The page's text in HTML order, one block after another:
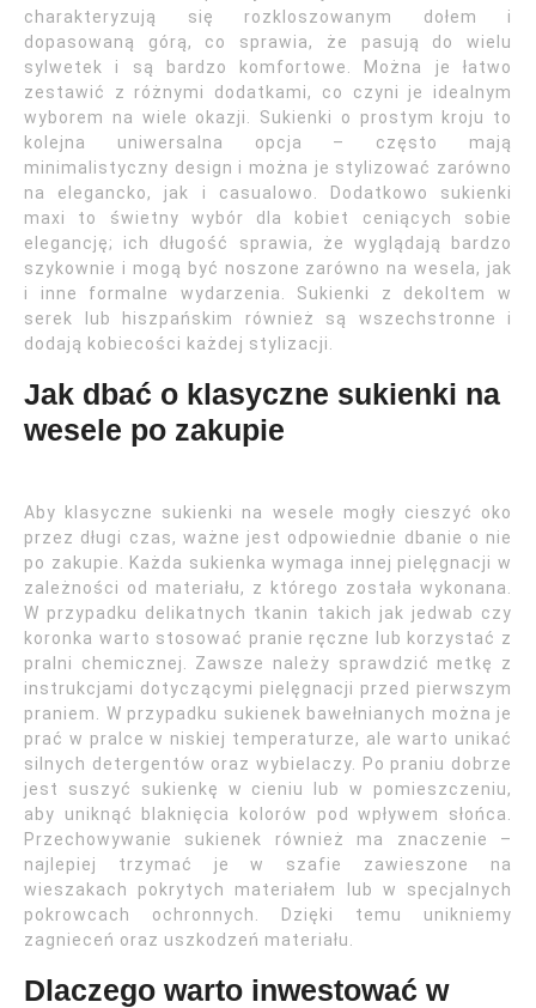
charakteryzują się rozkloszowanym dołem i
dopasowaną górą, co sprawia, że pasują do wielu
sylwetek i są bardzo komfortowe. Można je łatwo
zestawić z różnymi dodatkami, co czyni je idealnym
wyborem na wiele okazji. Sukienki o prostym kroju to
kolejna uniwersalna opcja – często mają
minimalistyczny design i można je stylizować zarówno
na elegancko, jak i casualowo. Dodatkowo sukienki
maxi to świetny wybór dla kobiet ceniących sobie
elegancję; ich długość sprawia, że wyglądają bardzo
szykownie i mogą być noszone zarówno na wesela, jak
i inne formalne wydarzenia. Sukienki z dekoltem w
serek lub hiszpańskim również są wszechstronne i
dodają kobiecości każdej stylizacji.
Jak dbać o klasyczne sukienki na
wesele po zakupie
Aby klasyczne sukienki na wesele mogły cieszyć oko
przez długi czas, ważne jest odpowiednie dbanie o nie
po zakupie. Każda sukienka wymaga innej pielęgnacji w
zależności od materiału, z którego została wykonana.
W przypadku delikatnych tkanin takich jak jedwab czy
koronka warto stosować pranie ręczne lub korzystać z
pralni chemicznej. Zawsze należy sprawdzić metkę z
instrukcjami dotyczącymi pielęgnacji przed pierwszym
praniem. W przypadku sukienek bawełnianych można je
prać w pralce w niskiej temperaturze, ale warto unikać
silnych detergentów oraz wybielaczy. Po praniu dobrze
jest suszyć sukienkę w cieniu lub w pomieszczeniu,
aby uniknąć blaknięcia kolorów pod wpływem słońca.
Przechowywanie sukienek również ma znaczenie –
najlepiej trzymać je w szafie zawieszone na
wieszakach pokrytych materiałem lub w specjalnych
pokrowcach ochronnych. Dzięki temu unikniemy
zagnieceń oraz uszkodzeń materiału.
Dlaczego warto inwestować w